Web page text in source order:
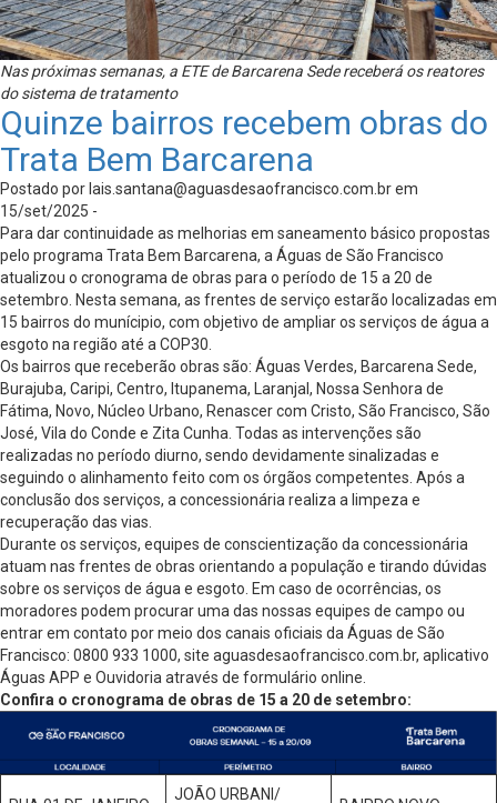
Nas próximas semanas, a ETE de Barcarena Sede receberá os reatores
do sistema de tratamento
Quinze bairros recebem obras do
Trata Bem Barcarena
Postado por lais.santana@aguasdesaofrancisco.com.brem
15/set/2025 -
Para dar continuidade as melhorias em saneamento básico propostas
pelo programa Trata Bem Barcarena, a Águas de São Francisco
atualizou o cronograma de obras para o período de 15 a 20 de
setembro. Nesta semana, as frentes de serviço estarão localizadas em
15 bairros do munícipio, com objetivo de ampliar os serviços de água a
esgoto na região até a COP30.
Os bairros que receberão obras são: Águas Verdes, Barcarena Sede,
Burajuba, Caripi, Centro, Itupanema, Laranjal, Nossa Senhora de
Fátima, Novo, Núcleo Urbano, Renascer com Cristo, São Francisco, São
José, Vila do Conde e Zita Cunha. Todas as intervenções são
realizadas no período diurno, sendo devidamente sinalizadas e
seguindo o alinhamento feito com os órgãos competentes. Após a
conclusão dos serviços, a concessionária realiza a limpeza e
recuperação das vias.
Durante os serviços, equipes de conscientização da concessionária
atuam nas frentes de obras orientando a população e tirando dúvidas
sobre os serviços de água e esgoto. Em caso de ocorrências, os
moradores podem procurar uma das nossas equipes de campo ou
entrar em contato por meio dos canais oficiais da Águas de São
Francisco: 0800 933 1000, site aguasdesaofrancisco.com.br, aplicativo
Águas APP e Ouvidoria através de formulário online.
Confira o cronograma de obras de 15 a 20 de setembro:
JOÃO URBANI/